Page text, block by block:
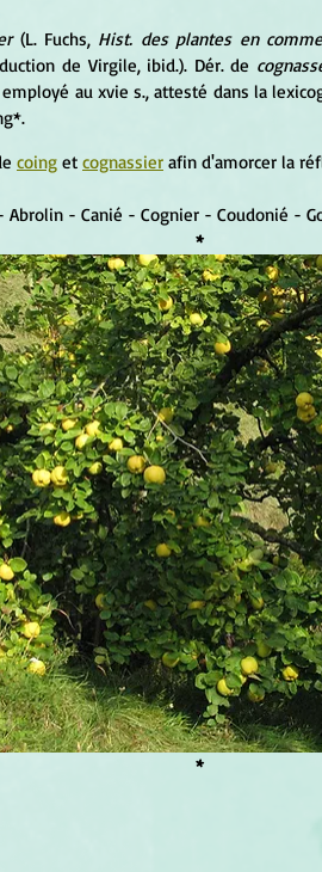
(L. Fuchs, Hist. des plantes en
de Virgile, ibid.). Dér. de
au xvie s., attesté dans la
coing et cognassier afin d'amorcer la
- Canié - Cognier - Coudonié -
*
*